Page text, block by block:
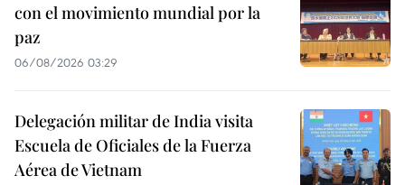
con el movimiento mundial por la
paz
06/08/2026 03:29
Delegación militar de India visita
Escuela de Oficiales de la Fuerza
Aérea de Vietnam